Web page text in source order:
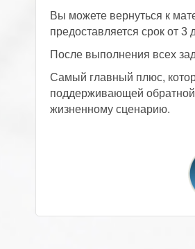
Вы можете вернуться к
предоставляется срок от
После выполнения всех
Самый главный плюс,
поддерживающей обратной
жизненному сценарию.